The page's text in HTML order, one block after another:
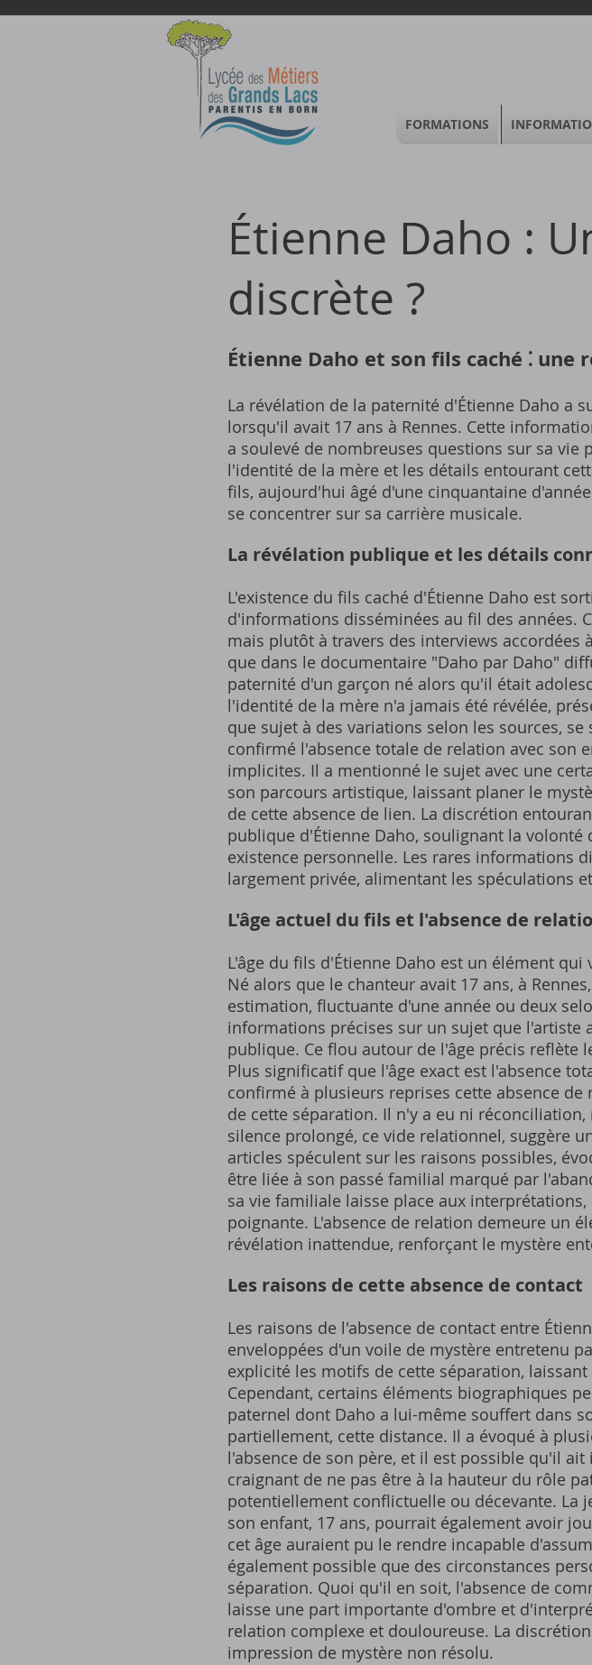
Étienne Daho :
discrète ?
Étienne Daho et son fils caché ⁚
La révélation de la paternité d'Étienne Daho a
lorsqu'il avait 17 ans à Rennes. Cette
a soulevé de nombreuses questions sur sa vie
l'identité de la mère et les détails entourant
fils, aujourd'hui âgé d'une cinquantaine
se concentrer sur sa carrière musicale.
La révélation publique et les détails
L'existence du fils caché d'Étienne Daho est
d'informations disséminées au fil des années.
mais plutôt à travers des interviews accordées
que dans le documentaire "Daho par Daho"
paternité d'un garçon né alors qu'il était
l'identité de la mère n'a jamais été révélée,
que sujet à des variations selon les sources,
confirmé l'absence totale de relation avec son
implicites. Il a mentionné le sujet avec une
son parcours artistique, laissant planer le
de cette absence de lien. La discrétion
publique d'Étienne Daho, soulignant la
existence personnelle. Les rares informations
largement privée, alimentant les spéculations
L'âge actuel du fils et l'absence de
L'âge du fils d'Étienne Daho est un élément
Né alors que le chanteur avait 17 ans, à
estimation, fluctuante d'une année ou deux
informations précises sur un sujet que l'artiste
publique. Ce flou autour de l'âge précis
Plus significatif que l'âge exact est l'absence
confirmé à plusieurs reprises cette absence
de cette séparation. Il n'y a eu ni
silence prolongé, ce vide relationnel, suggère
articles spéculent sur les raisons possibles,
être liée à son passé familial marqué par
sa vie familiale laisse place aux
poignante. L'absence de relation demeure un
révélation inattendue, renforçant le mystère
Les raisons de cette absence de contact
Les raisons de l'absence de contact entre
enveloppées d'un voile de mystère entretenu
explicité les motifs de cette séparation,
Cependant, certains éléments biographiques
paternel dont Daho a lui-même souffert dans
partiellement, cette distance. Il a évoqué à
l'absence de son père, et il est possible qu'il
craignant de ne pas être à la hauteur du rôle
potentiellement conflictuelle ou décevante. La
son enfant, 17 ans, pourrait également avoir
cet âge auraient pu le rendre incapable
également possible que des circonstances
séparation. Quoi qu'il en soit, l'absence de
laisse une part importante d'ombre et
relation complexe et douloureuse. La
impression de mystère non résolu.
FORMATIONS